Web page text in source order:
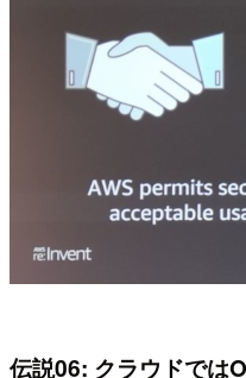
伝説06: クラウドでは